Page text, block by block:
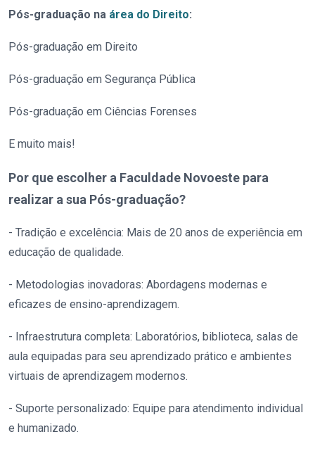
Pós-graduação na área do Direito:
Pós-graduação em Direito
Pós-graduação em Segurança Pública
Pós-graduação em Ciências Forenses
E muito mais!
Por que escolher a Faculdade Novoeste para
realizar a sua Pós-graduação?
- Tradição e excelência: Mais de 20 anos de experiência em
educação de qualidade.
- Metodologias inovadoras: Abordagens modernas e
eficazes de ensino-aprendizagem.
- Infraestrutura completa: Laboratórios, biblioteca, salas de
aula equipadas para seu aprendizado prático e ambientes
virtuais de aprendizagem modernos.
- Suporte personalizado: Equipe para atendimento individual
e humanizado.